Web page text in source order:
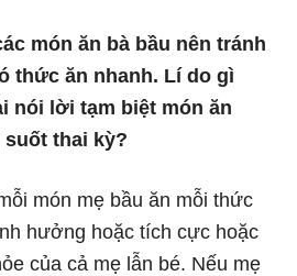
món ăn bà bầu nên tránh
thức ăn nhanh. Lí do gì
nói lời tạm biệt món ăn
suốt thai kỳ?
món mẹ bầu ăn mỗi thức
hưởng hoặc tích cực hoặc
của cả mẹ lẫn bé. Nếu mẹ